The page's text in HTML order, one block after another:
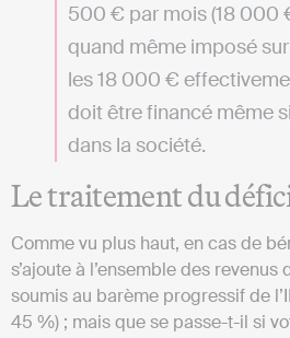
500 € par mois (18 000
quand même imposé
les 18 000 €
doit être financé même
dans la société.
Le traitement du
Comme vu plus haut, en cas de
s’ajoute à l’ensemble des
soumis au barème progressif de
45 %) ; mais que se passe-t-il si